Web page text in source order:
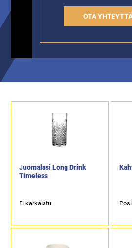
OTA YHTEYTTÄ
Juomalasi Long Drink
Timeless
Ei karkaistu